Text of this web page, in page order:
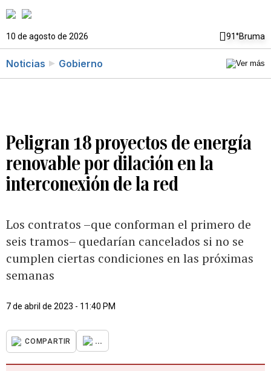
10 de agosto de 2026 91°Bruma
Noticias Gobierno
Peligran 18 proyectos de energía
renovable por dilación en la
interconexión de la red
Los contratos –que conforman el primero de
seis tramos– quedarían cancelados si no se
cumplen ciertas condiciones en las próximas
semanas
7 de abril de 2023 - 11:40 PM
COMPARTIR ...